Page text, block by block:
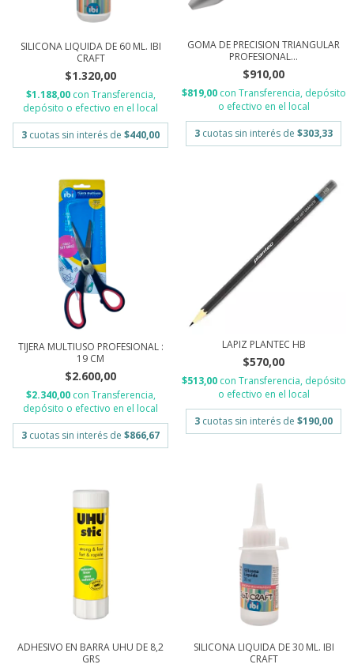
SILICONA LIQUIDA DE 60 ML. IBI
CRAFT
$1.320,00
$1.188,00 con Transferencia,
depósito o efectivo en el local
3 cuotas sin interés de $440,00
GOMA DE PRECISION TRIANGULAR
PROFESIONAL...
$910,00
$819,00 con Transferencia, depósito
o efectivo en el local
3 cuotas sin interés de $303,33
TIJERA MULTIUSO PROFESIONAL :
19 CM
$2.600,00
$2.340,00 con Transferencia,
depósito o efectivo en el local
3 cuotas sin interés de $866,67
LAPIZ PLANTEC HB
$570,00
$513,00 con Transferencia, depósito
o efectivo en el local
3 cuotas sin interés de $190,00
ADHESIVO EN BARRA UHU DE 8,2
GRS
SILICONA LIQUIDA DE 30 ML. IBI
CRAFT